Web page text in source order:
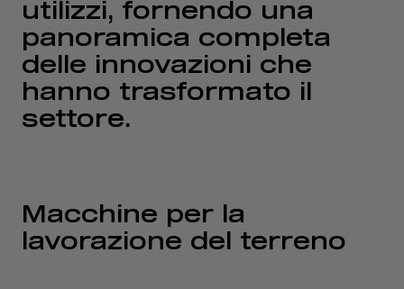
utilizzi, fornendo una
panoramica completa
delle innovazioni che
hanno trasformato il
settore.
Macchine per la
lavorazione del terreno